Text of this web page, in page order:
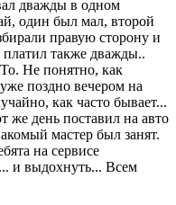
дважды в одном
один был мал, второй
правую сторону и
платил также дважды..
Не понятно, как
поздно вечером на
как часто бывает...
же день поставил на авто
мастер был занят.
на сервисе
и выдохнуть... Всем